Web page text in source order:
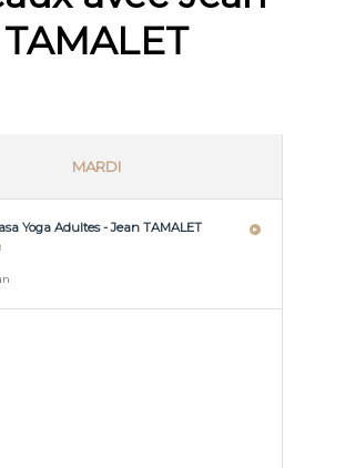
TAMALET
MARDI
Yoga Adultes - Jean TAMALET